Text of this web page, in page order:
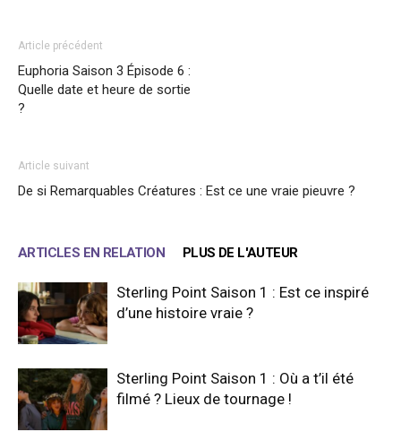
Article précédent
Euphoria Saison 3 Épisode 6 :
Quelle date et heure de sortie
?
Article suivant
De si Remarquables Créatures : Est ce une vraie pieuvre ?
ARTICLES EN RELATION PLUS DE L'AUTEUR
Sterling Point Saison 1 : Est ce inspiré
d’une histoire vraie ?
Sterling Point Saison 1 : Où a t’il été
filmé ? Lieux de tournage !